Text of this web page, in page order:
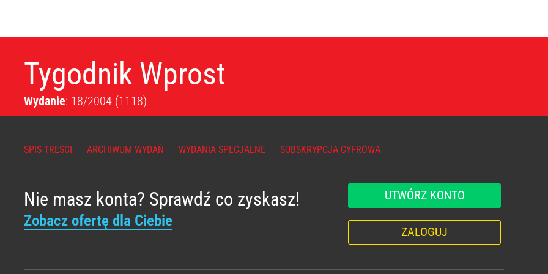
Tygodnik Wprost
Wydanie: 18/2004 (1118)
SPIS TREŚCI ARCHIWUM WYDAŃ WYDANIA SPECJALNE SUBSKRYPCJA CYFROWA
Nie masz konta? Sprawdź co zyskasz!
Zobacz ofertę dla Ciebie
UTWÓRZ KONTO
ZALOGUJ